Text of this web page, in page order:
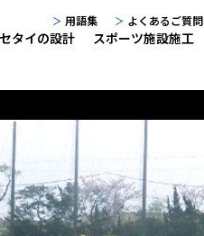
タイの設計 スポーツ施設施工
用語集 よくあるご質問